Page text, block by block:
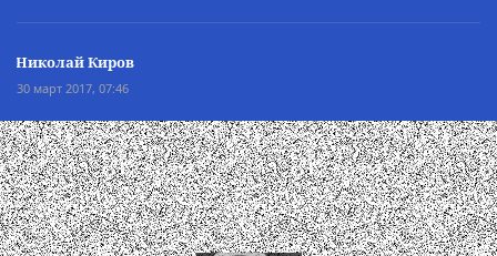
Николай Киров
30 март 2017, 07:46